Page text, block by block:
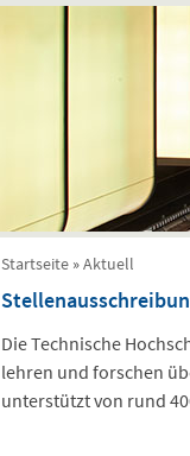
Sie sind hier
Startseite »Aktuell
Die Technische
lehren und forschen
unterstützt von rund